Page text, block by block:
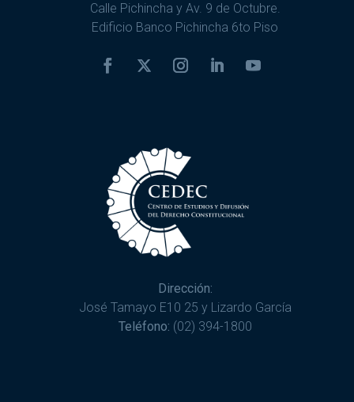
Calle Pichincha y Av. 9 de Octubre.
Edificio Banco Pichincha 6to Piso
Dirección:
José Tamayo E10 25 y Lizardo García
Teléfono: (02) 394-1800